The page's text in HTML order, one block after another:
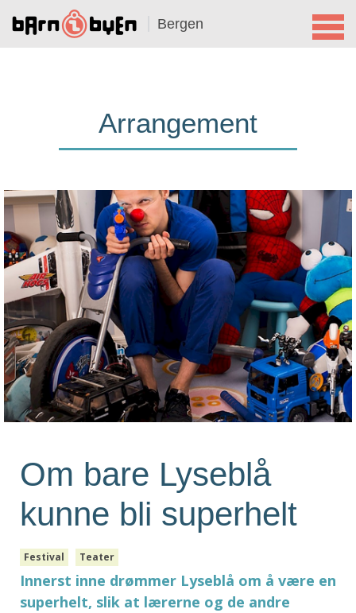
Bergen
Arrangement
Om bare Lyseblå
kunne bli superhelt
Festival Teater
Innerst inne drømmer Lyseblå om å være en
superhelt, slik at lærerne og de andre